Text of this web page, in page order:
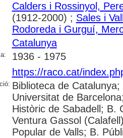
Calders i Rossinyol,
(1912-2000) ; Sales i
Rodoreda i Gurguí,
Catalunya
1936 - 1975
https://raco.cat/
Biblioteca de
Universitat de
Històric de Sabadell; B.
Ventura Gassol
Popular de Valls; B.